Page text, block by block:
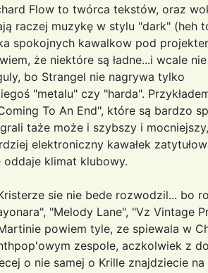
Flow to twórca tekstów, oraz
raczej muzykę w stylu "dark" (heh
spokojnych kawalkow pod
że niektóre są ładne...i wcale
bo Strangel nie nagrywa tylko
"metalu" czy "harda".
To An End", które są bardzo
taże może i szybszy i
elektroniczny kawałek
oddaje klimat klubowy.
sie nie bede rozwodzil... bo
"Melody Lane", "Vz Vintage
powiem tyle, ze spiewala w
zespole, aczkolwiek z
o nie samej o Krille znajdziecie na